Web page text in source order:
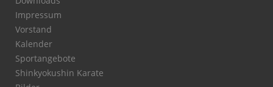
Impressum
Vorstand
Kalender
Sportangebote
Shinkyokushin Karate